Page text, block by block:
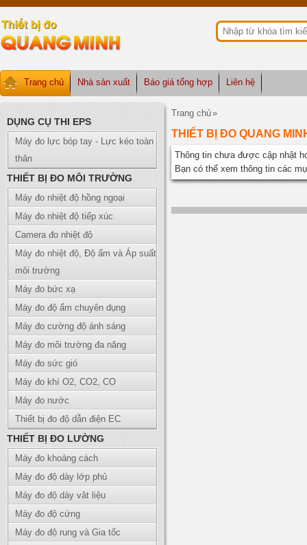
Trang chủ Nhà sản xuất Báo giá tổng hợp Liên hệ
DỤNG CỤ THI EPS
Máy đo lực bóp tay - Lực kéo toàn
thân
THIẾT BỊ ĐO MÔI TRƯỜNG
Máy đo nhiệt độ hồng ngoại
Máy đo nhiệt độ tiếp xúc
Camera đo nhiệt độ
Máy đo nhiệt độ, Độ ẩm và Áp suất
môi trường
Máy đo bức xạ
Máy đo độ ẩm chuyên dụng
Máy đo cường độ ánh sáng
Máy đo môi trường đa năng
Máy đo sức gió
Máy đo khí O2, CO2, CO
Máy đo nước
Thiết bị đo độ dẫn điện EC
THIẾT BỊ ĐO LƯỜNG
Máy đo khoảng cách
Máy đo độ dày lớp phủ
Máy đo độ dày vât liệu
Máy đo độ cứng
Máy đo độ rung và Gia tốc
Trang chủ»
THIẾT BỊ ĐO QUANG
Thông tin chưa được cập nhật
Bạn có thể xem thông tin các